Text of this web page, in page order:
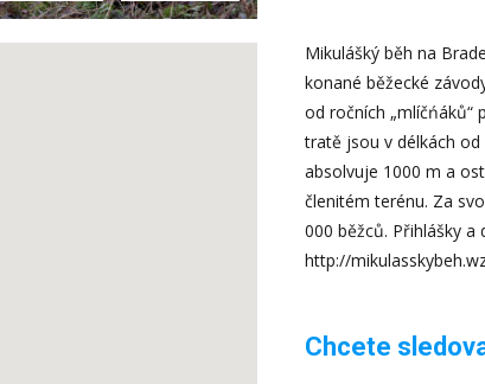
Mikulášký běh na
konané běžecké
od ročních „mlíčńáků“
tratě jsou v délkách
absolvuje 1000 m a
členitém terénu. Za
000 běžců. Přihlášky a
http://
Chcete